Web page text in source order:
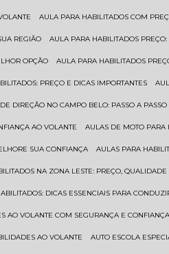
AULA PARA HABILITADOS COM
REGIÃO AULA PARA HABILITADOS
OPÇÃO AULA PARA HABILITADOS
PREÇO E DICAS IMPORTANTES
DE DIREÇÃO NO CAMPO BELO: PASSO A
AO VOLANTE AULAS DE MOTO
SUA CONFIANÇA AULAS PARA
NA ZONA LESTE: PREÇO,
DICAS ESSENCIAIS PARA
AO VOLANTE COM SEGURANÇA E CONFIANÇA
AO VOLANTE AUTO ESCOLA